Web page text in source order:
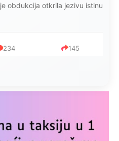
obdukcija otkrila jezivu istinu
234 145